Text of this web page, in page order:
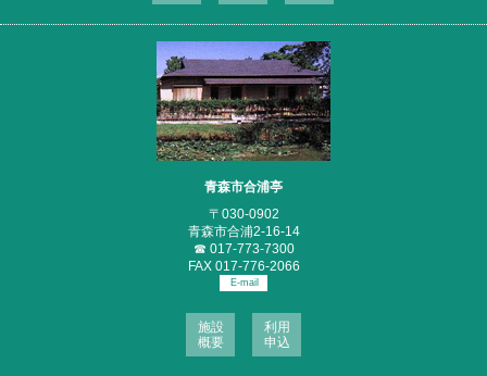
青森市合浦亭
〒030-0902
青森市合浦2-16-14
☎ 017-773-7300
FAX 017-776-2066
E-mail
施設
概要
利用
申込